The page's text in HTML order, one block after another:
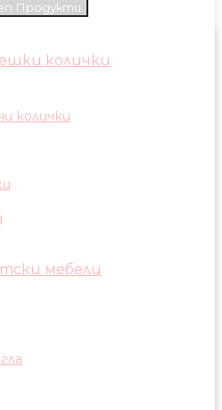
Продукти
колички
колички
мебели